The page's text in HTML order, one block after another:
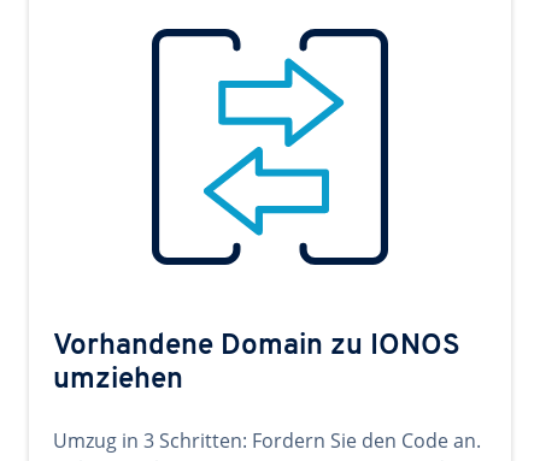
Vorhandene Domain zu IONOS
umziehen
Umzug in 3 Schritten: Fordern Sie den Code an.